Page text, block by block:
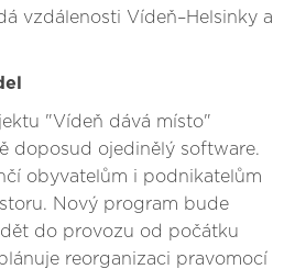
vzdálenosti Vídeň–Helsinky a
"Vídeň dává místo"
doposud ojedinělý software.
obyvatelům i podnikatelům
Nový program bude
do provozu od počátku
reorganizaci pravomocí